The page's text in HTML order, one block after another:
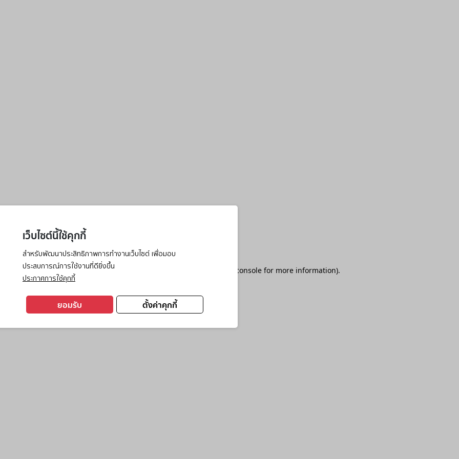
เว็บไซต์นี้ใช้คุกกี้
สำหรับพัฒนาประสิทธิภาพการทำงานเว็บไซต์ เพื่อมอบ
ประสบการณ์การใช้งานที่ดียิ่งขึ้น
ประกาศการใช้คุกกี้
ตั้งค่าคุกกี้
ยอมรับ
has occurred while loading browser console for more information).